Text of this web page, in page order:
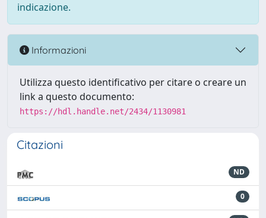
indicazione.
Informazioni
Utilizza questo identificativo per citare o creare un
link a questo documento:
https://hdl.handle.net/2434/1130981
Citazioni
ND
0